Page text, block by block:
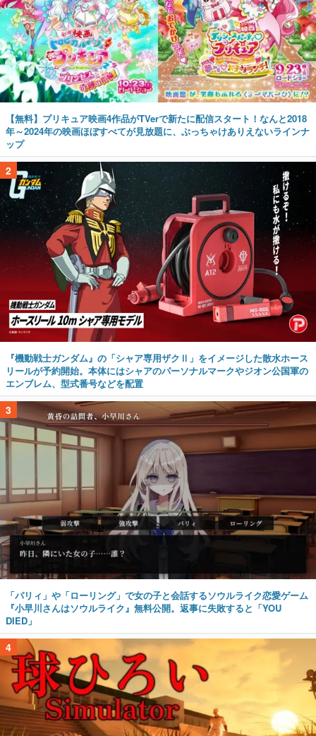
【無料】プリキュア映画4作品がTVerで新たに配信スタート！なんと2018
年～2024年の映画ほぼすべてが見放題に、ぶっちゃけありえないラインナ
ップ
2
『機動戦士ガンダム』の「シャア専用ザクⅡ」をイメージした散水ホース
リールが予約開始。本体にはシャアのパーソナルマークやジオン公国軍の
エンブレム、型式番号などを配置
3
「パリィ」や「ローリング」で女の子と会話するソウルライク恋愛ゲーム
『小早川さんはソウルライク』無料公開。返事に失敗すると「YOU
DIED」
4